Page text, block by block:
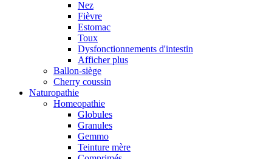
Nez
Fièvre
Estomac
Toux
Dysfonctionnements d'intestin
Afficher plus
Ballon-siège
Cherry coussin
Naturopathie
Homeopathie
Globules
Granules
Gemmo
Teinture mère